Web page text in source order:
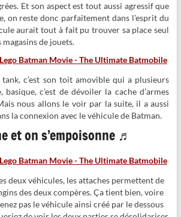
Et son aspect est tout aussi agressif que
on reste donc parfaitement dans l’esprit du
aurait tout à fait pu trouver sa place seul
de jouets.
tank, c’est son toit amovible qui a plusieurs
c’est de dévoiler la cache d’armes
nous allons le voir par la suite, il a aussi
la connexion avec le véhicule de Batman.
et on s’empoisonne ♬
deux véhicules, les attaches permettent de
des deux compères. Ça tient bien, voire
pas le véhicule ainsi créé par le dessous